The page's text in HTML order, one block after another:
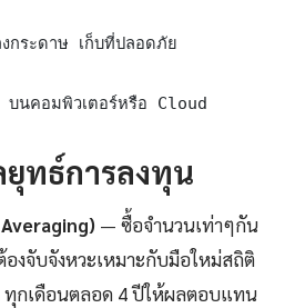
ระดาษ เก็บที่ปลอดภัย
นคอมพิวเตอร์หรือ Cloud
ทธ์การลงทุน
— ซื้อจำนวนเท่าๆกัน
งจับจังหวะเหมาะกับมือใหม่สถิติ
ทุกเดือนตลอด 4 ปีให้ผลตอบแทน